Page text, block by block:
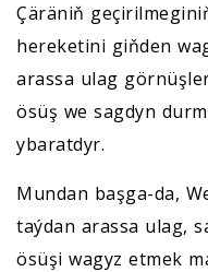
Çäräniň
hereketini giňden
arassa ulag
ösüş we sagdyn
ybaratdyr.
Mundan başga-da,
taýdan arassa ulag,
ösüşi wagyz etmek